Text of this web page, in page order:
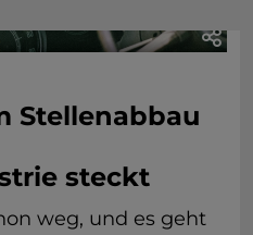
Stellenabbau
steckt
weg, und es geht